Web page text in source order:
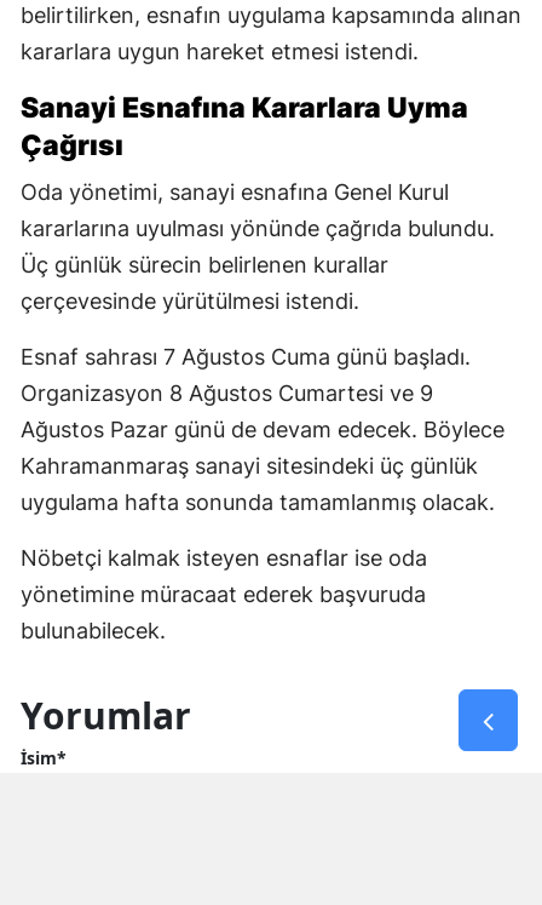
belirtilirken, esnafın uygulama kapsamında alınan
kararlara uygun hareket etmesi istendi.
Sanayi Esnafına Kararlara Uyma
Çağrısı
Oda yönetimi, sanayi esnafına Genel Kurul
kararlarına uyulması yönünde çağrıda bulundu.
Üç günlük sürecin belirlenen kurallar
çerçevesinde yürütülmesi istendi.
Esnaf sahrası 7 Ağustos Cuma günü başladı.
Organizasyon 8 Ağustos Cumartesi ve 9
Ağustos Pazar günü de devam edecek. Böylece
Kahramanmaraş sanayi sitesindeki üç günlük
uygulama hafta sonunda tamamlanmış olacak.
Nöbetçi kalmak isteyen esnaflar ise oda
yönetimine müracaat ederek başvuruda
bulunabilecek.
Yorumlar
İsim*